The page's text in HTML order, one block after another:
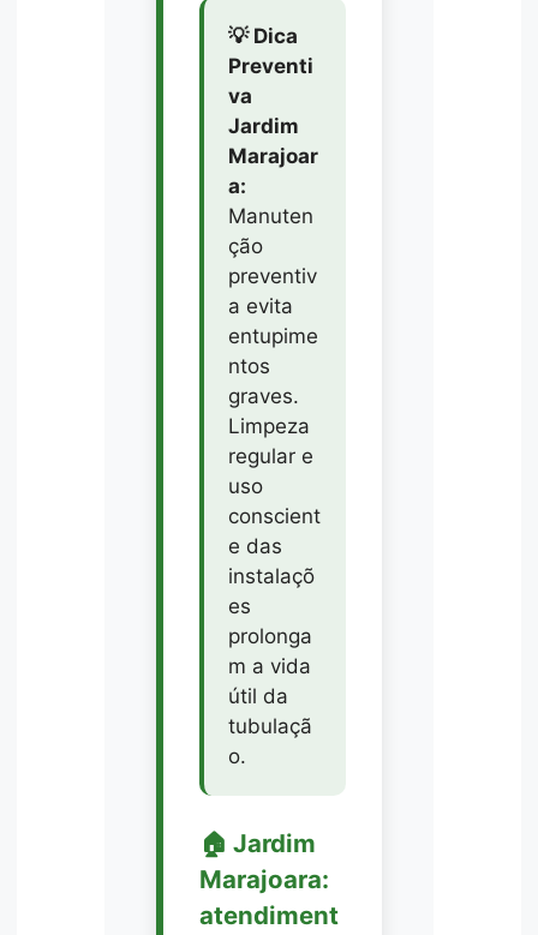
💡 Dica
Preventi
va
Jardim
Marajoar
a:
Manuten
ção
preventiv
a evita
entupime
ntos
graves.
Limpeza
regular e
uso
conscient
e das
instalaçõ
es
prolonga
m a vida
útil da
tubulaçã
o.
🏠 Jardim
Marajoara:
atendiment